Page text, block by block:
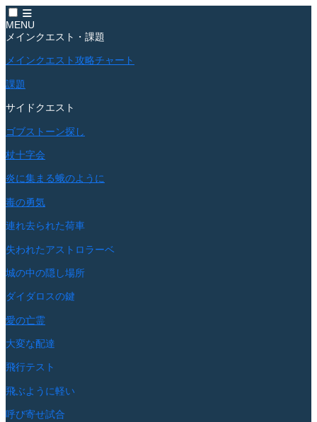
MENU
メインクエスト・課題
メインクエスト攻略チャート
課題
サイドクエスト
ゴブストーン探し
杖十字会
炎に集まる蛾のように
毒の勇気
連れ去られた荷車
失われたアストロラーベ
城の中の隠し場所
ダイダロスの鍵
愛の亡霊
大変な配達
飛行テスト
飛ぶように軽い
呼び寄せ試合